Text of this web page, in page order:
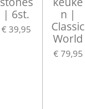
| 6st.
€ 39,95
n |
Classic
World
€ 79,95